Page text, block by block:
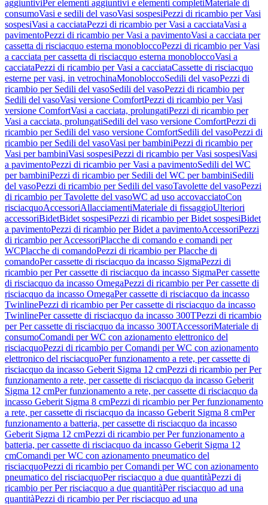
aggiuntiviPer elementi aggiuntivi e elementi completiMateriale di
consumoVasi e sedili del vasoVasi sospesiPezzi di ricambio per Vasi
sospesiVasi a cacciataPezzi di ricambio per Vasi a cacciataVasi a
pavimentoPezzi di ricambio per Vasi a pavimentoVasi a cacciata per
cassetta di risciacquo esterna monobloccoPezzi di ricambio per Vasi
a cacciata per cassetta di risciacquo esterna monobloccoVasi a
cacciataPezzi di ricambio per Vasi a cacciataCassette di risciacquo
esterne per vasi, in vetrochinaMonobloccoSedili del vasoPezzi di
ricambio per Sedili del vasoSedili del vasoPezzi di ricambio per
Sedili del vasoVasi versione ComfortPezzi di ricambio per Vasi
versione ComfortVasi a cacciata, prolungatiPezzi di ricambio per
Vasi a cacciata, prolungatiSedili del vaso versione ComfortPezzi di
ricambio per Sedili del vaso versione ComfortSedili del vasoPezzi di
ricambio per Sedili del vasoVasi per bambiniPezzi di ricambio per
Vasi per bambiniVasi sospesiPezzi di ricambio per Vasi sospesiVasi
a pavimentoPezzi di ricambio per Vasi a pavimentoSedili del WC
per bambiniPezzi di ricambio per Sedili del WC per bambiniSedili
del vasoPezzi di ricambio per Sedili del vasoTavolette del vasoPezzi
di ricambio per Tavolette del vasoWC ad uso accovacciatoCon
risciacquoAccessoriAllacciamentiMateriale di fissaggioUlteriori
accessoriBidetBidet sospesiPezzi di ricambio per Bidet sospesiBidet
a pavimentoPezzi di ricambio per Bidet a pavimentoAccessoriPezzi
di ricambio per AccessoriPlacche di comando e comandi per
WCPlacche di comandoPezzi di ricambio per Placche di
comandoPer cassette di risciacquo da incasso SigmaPezzi di
ricambio per Per cassette di risciacquo da incasso SigmaPer cassette
di risciacquo da incasso OmegaPezzi di ricambio per Per cassette di
risciacquo da incasso OmegaPer cassette di risciacquo da incasso
TwinlinePezzi di ricambio per Per cassette di risciacquo da incasso
TwinlinePer cassette di risciacquo da incasso 300TPezzi di ricambio
per Per cassette di risciacquo da incasso 300TAccessoriMateriale di
consumoComandi per WC con azionamento elettronico del
risciacquoPezzi di ricambio per Comandi per WC con azionamento
elettronico del risciacquoPer funzionamento a rete, per cassette di
risciacquo da incasso Geberit Sigma 12 cmPezzi di ricambio per Per
funzionamento a rete, per cassette di risciacquo da incasso Geberit
Sigma 12 cmPer funzionamento a rete, per cassette di risciacquo da
incasso Geberit Sigma 8 cmPezzi di ricambio per Per funzionamento
a rete, per cassette di risciacquo da incasso Geberit Sigma 8 cmPer
funzionamento a batteria, per cassette di risciacquo da incasso
Geberit Sigma 12 cmPezzi di ricambio per Per funzionamento a
batteria, per cassette di risciacquo da incasso Geberit Sigma 12
cmComandi per WC con azionamento pneumatico del
risciacquoPezzi di ricambio per Comandi per WC con azionamento
pneumatico del risciacquoPer risciacquo a due quantitàPezzi di
ricambio per Per risciacquo a due quantitàPer risciacquo ad una
quantitàPezzi di ricambio per Per risciacquo ad una